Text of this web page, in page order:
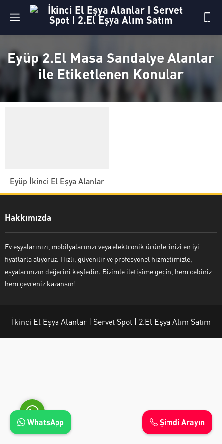
Eyüp 2.El Masa Sandalye Alanlar
ile Etiketlenen Konular
Eyüp İkinci El Eşya Alanlar
Hakkımızda
Ev eşyalarınızı, mobilyalarınızı veya elektronik ürünlerinizi en iyi
fiyatlarla alıyoruz. Hızlı, güvenilir ve profesyonel hizmetimizle,
eşyalarınızın değerini keşfedin. Bizimle iletişime geçin, hem cebiniz
hem çevreniz kazansın!
İkinci El Eşya Alanlar | Servet Spot | 2.El Eşya Alım Satım
Ayşe Yılmaz
Şimdi Arayın
WhatsApp